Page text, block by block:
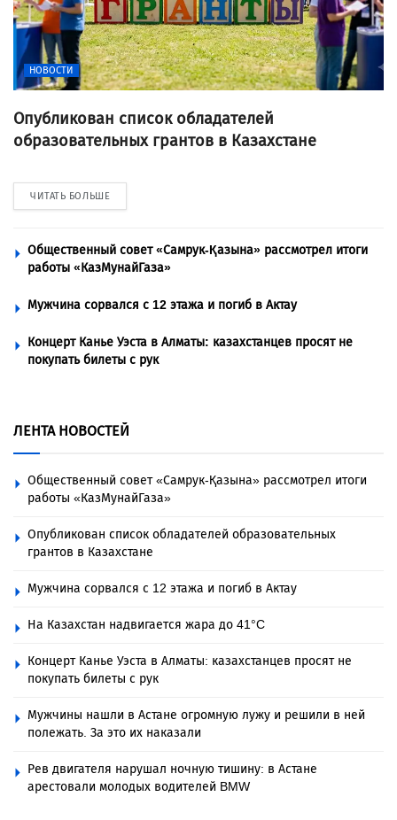
НОВОСТИ
Опубликован список обладателей
образовательных грантов в Казахстане
ЧИТАТЬ БОЛЬШЕ
Общественный совет «Самрук-Қазына» рассмотрел итоги
работы «КазМунайГаза»
Мужчина сорвался с 12 этажа и погиб в Актау
Концерт Канье Уэста в Алматы: казахстанцев просят не
покупать билеты с рук
ЛЕНТА НОВОСТЕЙ
Общественный совет «Самрук-Қазына» рассмотрел итоги
работы «КазМунайГаза»
Опубликован список обладателей образовательных
грантов в Казахстане
Мужчина сорвался с 12 этажа и погиб в Актау
На Казахстан надвигается жара до 41°C
Концерт Канье Уэста в Алматы: казахстанцев просят не
покупать билеты с рук
Мужчины нашли в Астане огромную лужу и решили в ней
полежать. За это их наказали
Рев двигателя нарушал ночную тишину: в Астане
арестовали молодых водителей BMW